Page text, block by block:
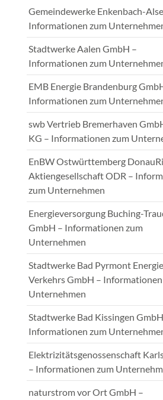
Gemeindewerke Enkenbach-
Informationen zum
Stadtwerke Aalen GmbH –
Informationen zum
EMB Energie Brandenburg
Informationen zum
swb Vertrieb Bremerhaven
KG – Informationen zum
EnBW Ostwürttemberg
Aktiengesellschaft ODR –
zum Unternehmen
Energieversorgung Buching-
GmbH – Informationen zum
Unternehmen
Stadtwerke Bad Pyrmont
Verkehrs GmbH –
Unternehmen
Stadtwerke Bad Kissingen
Informationen zum
Elektrizitätsgenossenschaft
– Informationen zum
naturstrom vor Ort GmbH –